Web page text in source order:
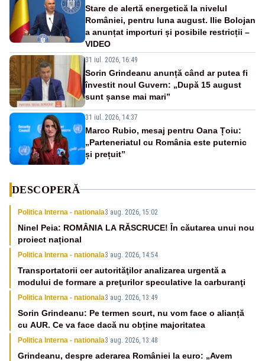
Stare de alertă energetică la nivelul
României, pentru luna august. Ilie Bolojan
a anunțat importuri și posibile restricții –
VIDEO
31 iul. 2026, 16:49
Sorin Grindeanu anunță când ar putea fi
învestit noul Guvern: „După 15 august
sunt șanse mai mari”
31 iul. 2026, 14:37
Marco Rubio, mesaj pentru Oana Țoiu:
„Parteneriatul cu România este puternic
și prețuit”
DESCOPERĂ
Politica Interna - nationala3 aug. 2026, 15:02
Ninel Peia: ROMÂNIA LA RĂSCRUCE! În căutarea unui nou
proiect național
Politica Interna - nationala3 aug. 2026, 14:54
Transportatorii cer autorităţilor analizarea urgentă a
modului de formare a preţurilor speculative la carburanţi
Politica Interna - nationala3 aug. 2026, 13:49
Sorin Grindeanu: Pe termen scurt, nu vom face o alianță
cu AUR. Ce va face dacă nu obține majoritatea
Politica Interna - nationala3 aug. 2026, 13:48
Grindeanu, despre aderarea României la euro: „Avem